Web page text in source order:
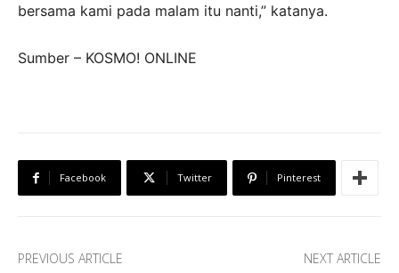
bersama kami pada malam itu nanti,” katanya.
Sumber – KOSMO! ONLINE
Facebook Twitter Pinterest
PREVIOUS ARTICLE NEXT ARTICLE